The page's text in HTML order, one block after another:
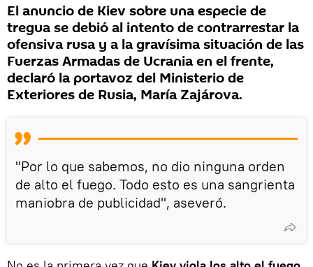
El anuncio de Kiev sobre una especie de
tregua se debió al intento de contrarrestar la
ofensiva rusa y a la gravísima situación de las
Fuerzas Armadas de Ucrania en el frente,
declaró la portavoz del Ministerio de
Exteriores de Rusia, María Zajárova.
"Por lo que sabemos, no dio ninguna orden
de alto el fuego. Todo esto es una sangrienta
maniobra de publicidad", aseveró.